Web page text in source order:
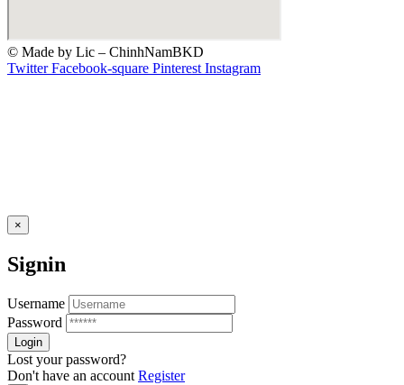
© Made by Lic – ChinhNamBKD
Twitter Facebook-square Pinterest Instagram
×
Signin
Username
Password
Lost your password?
Don't have an account Register